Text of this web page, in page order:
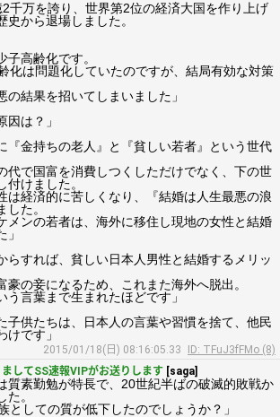
千万を誇り、世界第2位の経済大国を作り上げ
から退場しました。
高齢化です。
化は問題化していたのですが、結局有効な対策
の結果を招いてしまいました」
因は？」
『金持ちの老人』と『貧しい若者』という世代
代で国富を消費しつくしただけでなく、下の世
けました。
は経済的に苦しくなり、『結婚は人生最悪の浪
た。
メンの若者は、海外に移住し現地の女性と結婚
らすれば、貧しい日本人男性と結婚するメリッ
豪の妾になるため、これまた海外へ脱出。
う言葉まで生まれたほどです」
子供たちは、日本人の言葉や習慣を捨て、他民
です」
2015/01/18(日) 08:16:05.33
ID: TFuJ3fFMo (8)
してSS速報VIPがお送りします [saga]
質素勤勉が特長で、20世紀半ばの破滅的敗戦か
。
としての質が低下したのでしょうか？」